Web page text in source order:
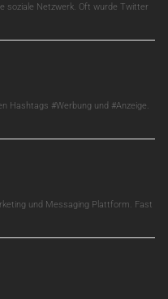
soziale Netzwerk. Oft wurde Twitter
Hashtags #Werbung und #Anzeige.
und Messaging Plattform. Fast